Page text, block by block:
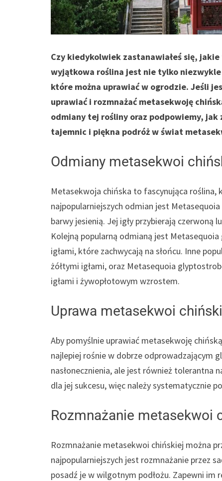
Czy kiedykolwiek zastanawiałeś się,
wyjątkowa roślina jest nie tylko
które można uprawiać w ogrodzie. Jeśli
uprawiać i rozmnażać metasekwoję
odmiany tej rośliny oraz podpowiemy, jak
tajemnic i piękna podróż w świat
Odmiany metasekwoi
Metasekwoja chińska to fascynująca
najpopularniejszych odmian jest
barwy jesienią. Jej igły przybierają
Kolejną popularną odmianą jest
igłami, które zachwycają na słońcu. Inne
żółtymi igłami, oraz Metasequoia
igłami i żywopłotowym wzrostem.
Uprawa metasekwoi
Aby pomyślnie uprawiać metasekwoję
najlepiej rośnie w dobrze odprowadzającym
nasłonecznienia, ale jest również tolerantna
dla jej sukcesu, więc należy systematycznie
Rozmnażanie metasekwoi
Rozmnażanie metasekwoi chińskiej można
najpopularniejszych jest rozmnażanie przez
posadź je w wilgotnym podłożu. Zapewni